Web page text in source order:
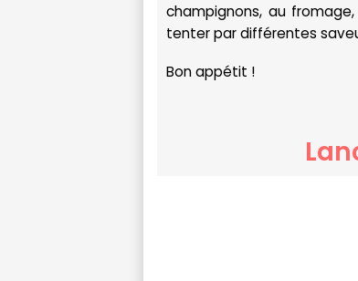
champignons, au
tenter par différentes
Bon appétit !